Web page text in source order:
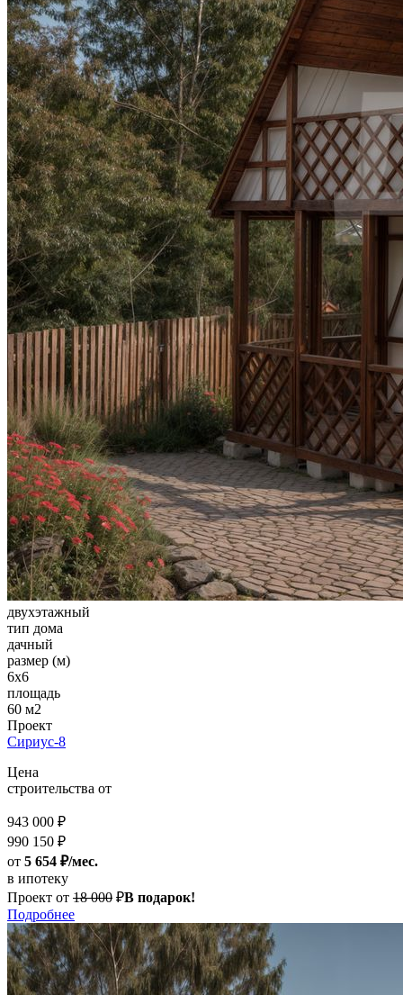
двухэтажный
тип дома
дачный
размер (м)
6х6
площадь
60 м2
Проект
Сириус-8
Цена
строительства от
943 000 ₽
990 150 ₽
от 5 654 ₽/мес.
в ипотеку
Проект от 18 000 ₽В подарок!
Подробнее